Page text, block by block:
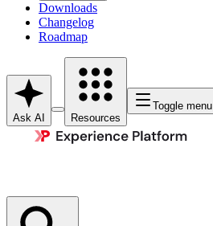
Downloads
Changelog
Roadmap
Ask AI Resources
Toggle menu